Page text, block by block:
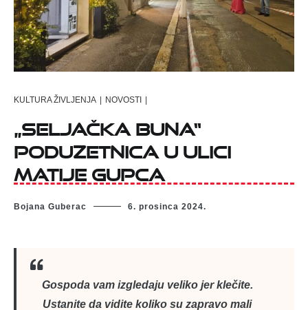
KULTURA ŽIVLJENJA | NOVOSTI |
„Seljačka buna“
poduzetnica u ulici
Matije Gupca
Bojana Guberac 6. prosinca 2024.
Gospoda vam izgledaju veliko jer klečite.
Ustanite da vidite koliko su zapravo mali